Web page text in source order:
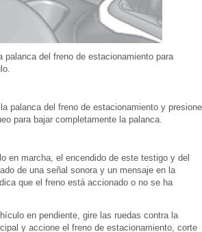
palanca del freno de estacionamiento para
palanca del freno de estacionamiento y presione
para bajar completamente la palanca.
en marcha, el encendido de este testigo y del
de una señal sonora y un mensaje en la
que el freno está accionado o no se ha
en pendiente, gire las ruedas contra la
y accione el freno de estacionamiento, corte